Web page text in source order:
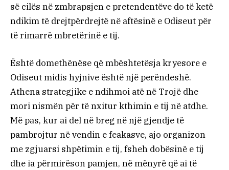
së cilës në zmbrapsjen e pretendentëve do të ketë
ndikim të drejtpërdrejtë në aftësinë e Odiseut për
të rimarrë mbretërinë e tij.
Është domethënëse që mbështetësja kryesore e
Odiseut midis hyjnive është një perëndeshë.
Athena strategjike e ndihmoi atë në Trojë dhe
mori nismën për të nxitur kthimin e tij në atdhe.
Më pas, kur ai del në breg në një gjendje të
pambrojtur në vendin e feakasve, ajo organizon
me zgjuarsi shpëtimin e tij, fsheh dobësinë e tij
dhe ia përmirëson pamjen, në mënyrë që ai të